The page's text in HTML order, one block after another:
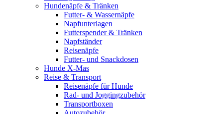
Hundenäpfe & Tränken
Futter- & Wassernäpfe
Napfunterlagen
Futterspender & Tränken
Napfständer
Reisenäpfe
Futter- und Snackdosen
Hunde X-Mas
Reise & Transport
Reisenäpfe für Hunde
Rad- und Joggingzubehör
Transportboxen